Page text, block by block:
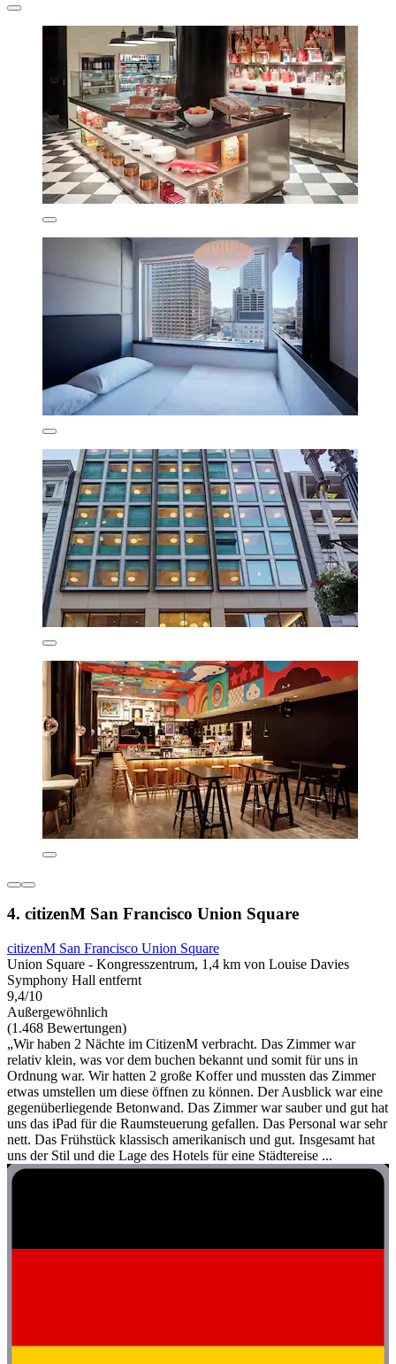
4. citizenM San Francisco Union Square
citizenM San Francisco Union Square
Union Square - Kongresszentrum, 1,4 km von Louise Davies
Symphony Hall entfernt
9,4/10
Außergewöhnlich
(1.468 Bewertungen)
„Wir haben 2 Nächte im CitizenM verbracht. Das Zimmer war
relativ klein, was vor dem buchen bekannt und somit für uns in
Ordnung war. Wir hatten 2 große Koffer und mussten das Zimmer
etwas umstellen um diese öffnen zu können. Der Ausblick war eine
gegenüberliegende Betonwand. Das Zimmer war sauber und gut hat
uns das iPad für die Raumsteuerung gefallen. Das Personal war sehr
nett. Das Frühstück klassisch amerikanisch und gut. Insgesamt hat
uns der Stil und die Lage des Hotels für eine Städtereise ...